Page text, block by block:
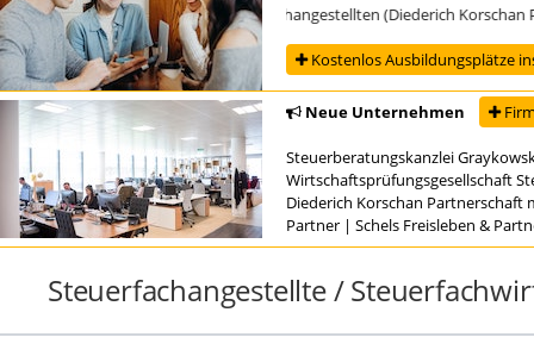
Ausbildung zur/zum Steuerfachangestellten (Diederich Korschan
Kostenlos Ausbildungsplätze
Neue Unternehmen
Steuerberatungskanzlei
Wirtschaftsprüfungsgesellschaft
Diederich Korschan Partnerschaft
Partner | Schels Freisleben &
Steuerfachangestellte /